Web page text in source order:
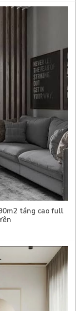
tầng cao full